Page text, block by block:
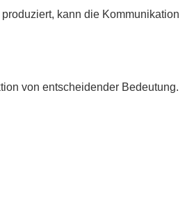
kann die Kommunikation
von entscheidender Bedeutung.